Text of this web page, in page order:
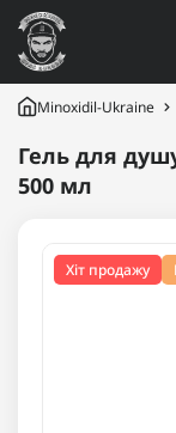
Minoxidil-Ukraine
Гель для
500 мл
Хіт продажу